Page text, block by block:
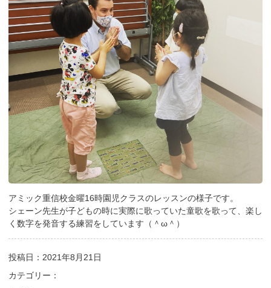
アミック重信校金曜16時園児クラスのレッスンの様子です。
シェーン先生が子どもの時に実際に歌っていた童歌を歌って、楽し
く数字を発音する練習をしています（＾ω＾）
投稿日：2021年8月21日
カテゴリー：